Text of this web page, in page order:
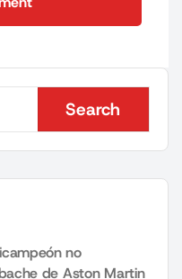
Search
Search
no
de Aston Martin